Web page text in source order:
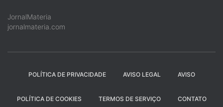
JornalMateria
jornalmateria.com
POLÍTICA DE PRIVACIDADE AVISO LEGAL AVISO
POLÍTICA DE COOKIES TERMOS DE SERVIÇO CONTATO